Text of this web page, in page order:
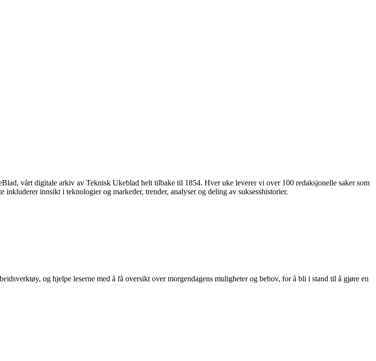
vårt digitale arkiv av Teknisk Ukeblad helt tilbake til 1854. Hver uke leverer vi over 100 redaksjonelle saker som
innsikt i teknologier og markeder, trender, analyser og deling av suksesshistorier.
og hjelpe leserne med å få oversikt over morgendagens muligheter og behov, for å bli i stand til å gjøre en